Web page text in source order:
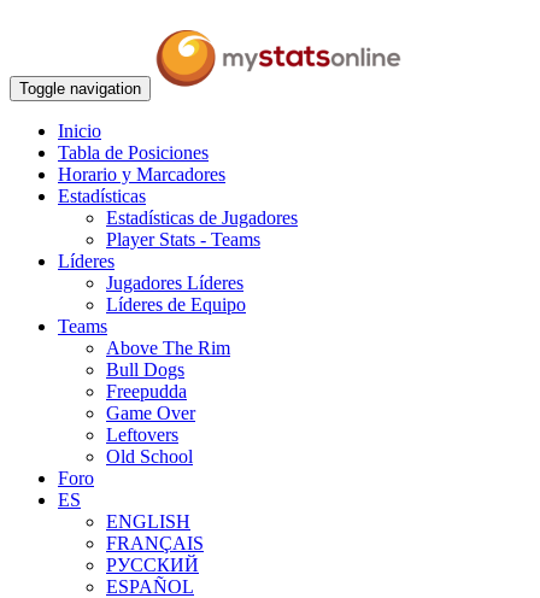
Toggle navigation
Inicio
Tabla de Posiciones
Horario y Marcadores
Estadísticas
Estadísticas de Jugadores
Player Stats - Teams
Líderes
Jugadores Líderes
Líderes de Equipo
Teams
Above The Rim
Bull Dogs
Freepudda
Game Over
Leftovers
Old School
Foro
ES
ENGLISH
FRANÇAIS
РУССКИЙ
ESPAÑOL